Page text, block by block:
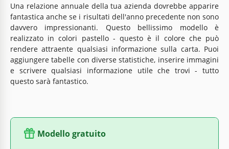
Una relazione annuale della tua azienda dovrebbe apparire
fantastica anche se i risultati dell'anno precedente non sono
davvero impressionanti. Questo bellissimo modello è
realizzato in colori pastello - questo è il colore che può
rendere attraente qualsiasi informazione sulla carta. Puoi
aggiungere tabelle con diverse statistiche, inserire immagini
e scrivere qualsiasi informazione utile che trovi - tutto
questo sarà fantastico.
Modello gratuito